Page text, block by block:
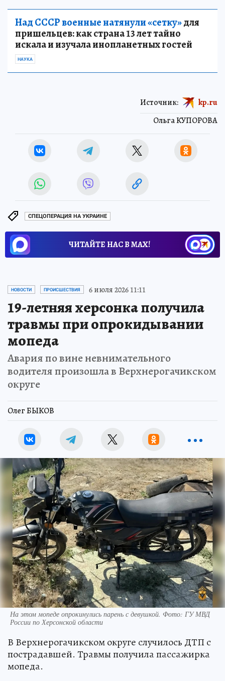
Над СССР военные натянули «сетку»для
пришельцев: как страна 13 лет тайно
искала и изучала инопланетных гостей
НАУКА
Ольга КУПОРОВА
Источник: kp.ru
СПЕЦОПЕРАЦИЯ НА УКРАИНЕ
ЧИТАЙТЕ НАС В МАХ!
НОВОСТИ ПРОИСШЕСТВИЯ 6 июля 2026 11:11
19-летняя херсонка получила
травмы при опрокидывании
мопеда
Авария по вине невнимательного
водителя произошла в Верхнерогачикском
округе
Олег БЫКОВ
На этом мопеде опрокинулись парень с девушкой. Фото: ГУ МВД
России по Херсонской области
В Верхнерогачикском округе случилось ДТП с
пострадавшей. Травмы получила пассажирка
мопеда.